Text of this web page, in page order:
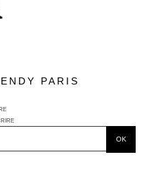
PARIS